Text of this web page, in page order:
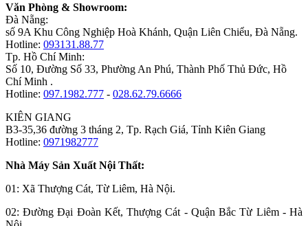
Văn Phòng & Showroom:
Đà Nẵng:
số 9A Khu Công Nghiệp Hoà Khánh, Quận Liên Chiểu, Đà Nẵng.
Hotline: 093131.88.77
Tp. Hồ Chí Minh:
Số 10, Đường Số 33, Phường An Phú, Thành Phố Thủ Đức, Hồ
Chí Minh .
Hotline: 097.1982.777 - 028.62.79.6666
KIÊN GIANG
B3-35,36 đường 3 tháng 2, Tp. Rạch Giá, Tỉnh Kiên Giang
Hotline: 0971982777
Nhà Máy Sản Xuất Nội Thất:
01: Xã Thượng Cát, Từ Liêm, Hà Nội.
02: Đường Đại Đoàn Kết, Thượng Cát - Quận Bắc Từ Liêm - Hà